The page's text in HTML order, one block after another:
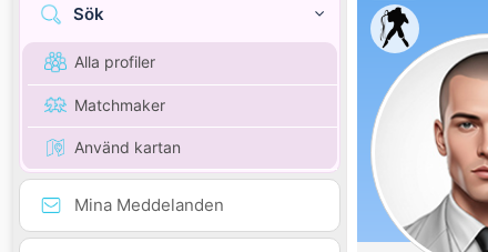
Sök
Alla profiler
Matchmaker
Använd kartan
Mina Meddelanden